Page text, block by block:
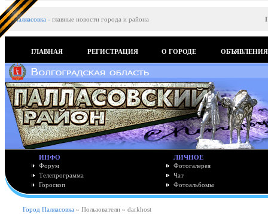
Палласовка - главные новости города и района
ГЛАВНАЯ РЕГИСТРАЦИЯ О ГОРОДЕ ОБЪЯВЛЕНИЯ
ИНФО
Форум
Телепрограмма
Гороскоп
ЛИЧНОЕ
Фотогалерея
Чат
Фотоальбомы
Город Палласовка » Пользователи » darkhost